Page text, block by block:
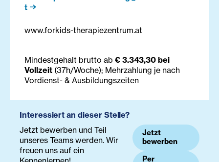
t
www.forkids-therapiezentrum.at
Mindestgehalt brutto ab € 3.343,30 bei
Vollzeit (37h/Woche); Mehrzahlung je nach
Vordienst- & Ausbildungszeiten
Interessiert an dieser Stelle?
Jetzt bewerben und Teil
unseres Teams werden. Wir
freuen uns auf ein
Jetzt
bewerben
Per